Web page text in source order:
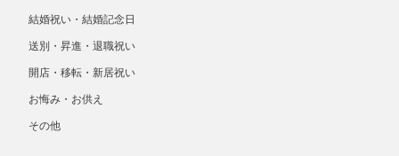
結婚祝い・結婚記念日
送別・昇進・退職祝い
開店・移転・新居祝い
お悔み・お供え
その他